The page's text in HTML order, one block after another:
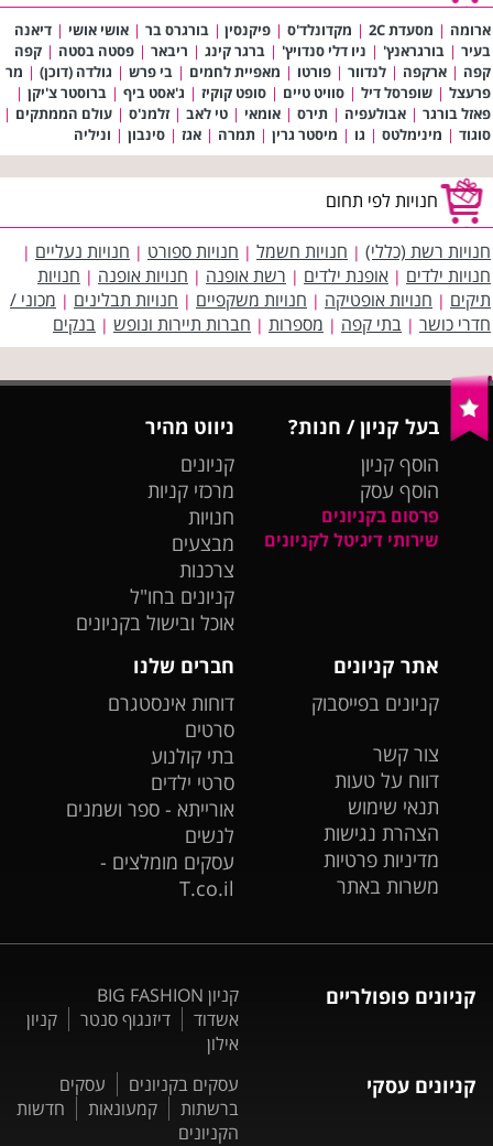
ארומה | מסעדת 2C | מקדונלד'ס | פיקנסין | בורגרס בר | אושי אושי | דיאנה
בעיר | בורגראנץ' | ניו דלי סנדויץ' | ברגר קינג | ריבאר | פסטה בסטה | קפה
קפה | ארקפה | לנדוור | פורטו | מאפיית לחמים | בי פרש | גולדה (דוכן) | מר
פרעצל | שופרסל דיל | סוויט טיים | סופט קוקיז | ג'אסט ביף | ברוסטר צ'יקן |
פאזל בורגר | אבולעפיה | תירס | אומאי | טי לאב | זלמנ'ס | עולם הממתקים |
סוגוד | מינימלטס | גו | מיסטר גרין | תמרה | אגז | סינבון | וניליה
חנויות לפי תחום
חנויות רשת (כללי) | חנויות חשמל | חנויות ספורט | חנויות נעליים |
חנויות ילדים | אופנת ילדים | רשת אופנה | חנויות אופנה | חנויות
תיקים | חנויות אופטיקה | חנויות משקפיים | חנויות תבלינים | מכוני /
חדרי כושר | בתי קפה | מספרות | חברות תיירות ונופש | בנקים
בעל קניון / חנות?
הוסף קניון
הוסף עסק
פרסום בקניונים
שירותי דיגיטל לקניונים
ניווט מהיר
קניונים
מרכזי קניות
חנויות
מבצעים
צרכנות
קניונים בחו"ל
אוכל ובישול בקניונים
אתר קניונים
קניונים בפייסבוק
צור קשר
דווח על טעות
תנאי שימוש
הצהרת נגישות
מדיניות פרטיות
משרות באתר
חברים שלנו
דוחות אינסטגרם
סרטים
בתי קולנוע
סרטי ילדים
אורייתא - ספר ושמנים
לנשים
עסקים מומלצים -
T.co.il
קניונים פופולריים
קניון BIG FASHION
אשדוד
דיזנגוף סנטר
קניון
אילון
קניונים עסקי עסקים בקניונים
עסקים
ברשתות
קמעונאות
חדשות
הקניונים